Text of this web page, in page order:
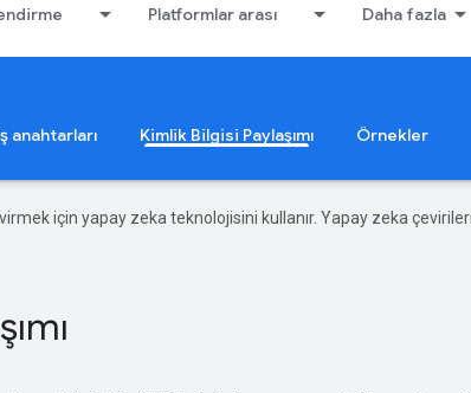
Platformlar arası Daha fazla
anahtarları Kimlik Bilgisi Paylaşımı Örnekler
için yapay zeka teknolojisini kullanır. Yapay zeka